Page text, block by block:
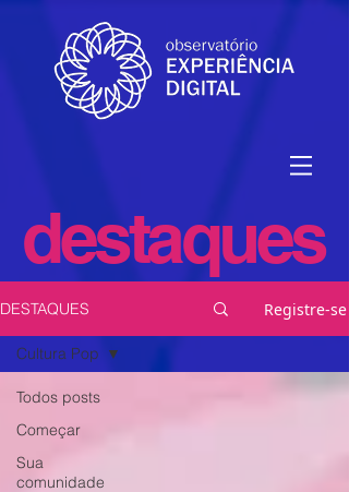
destaques
DESTAQUES Registre-se
Todos posts
Começar
Sua
comunidade
Cultura Pop